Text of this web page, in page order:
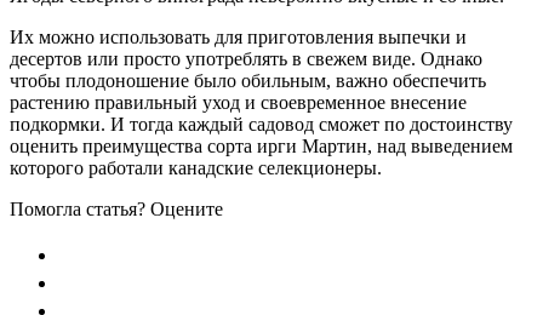
Их можно использовать для приготовления выпечки и
десертов или просто употреблять в свежем виде. Однако
чтобы плодоношение было обильным, важно обеспечить
растению правильный уход и своевременное внесение
подкормки. И тогда каждый садовод сможет по достоинству
оценить преимущества сорта ирги Мартин, над выведением
которого работали канадские селекционеры.
Помогла статья? Оцените